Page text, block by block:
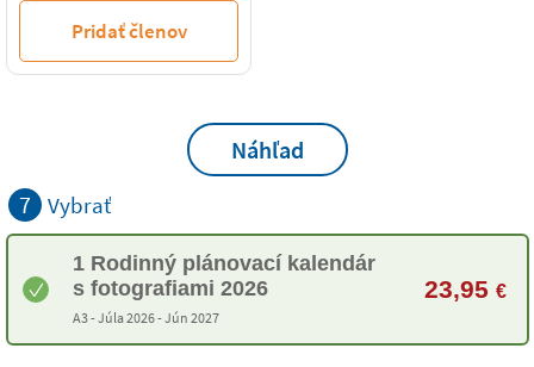
Pridať členov
Náhľad
7 Vybrať
1 Rodinný plánovací kalendár
s fotografiami 2026
A3 -Júla 2026 - Jún 2027
23,95€